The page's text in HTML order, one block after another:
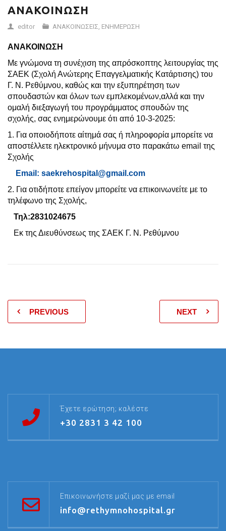
ΑΝΑΚΟΙΝΩΣΗ
editor ΑΝΑΚΟΙΝΩΣΕΙΣ, ΕΝΗΜΕΡΩΣΗ
ΑΝΑΚΟΙΝΩΣΗ
Με γνώμονα τη συνέχιση της απρόσκοπτης λειτουργίας της
ΣΑΕΚ (Σχολή Ανώτερης Επαγγελματικής Κατάρτισης) του
Γ. Ν. Ρεθύμνου, καθώς και την εξυπηρέτηση των
σπουδαστών και όλων των εμπλεκομένων,αλλά και την
ομαλή διεξαγωγή του προγράμματος σπουδών της
σχολής, σας ενημερώνουμε ότι από 10-3-2025:
1. Για οποιοδήποτε αίτημά σας ή πληροφορία μπορείτε να
αποστέλλετε ηλεκτρονικό μήνυμα στο παρακάτω email της
Σχολής
Email: saekrehospital@gmail.com
2. Για οτιδήποτε επείγον μπορείτε να επικοινωνείτε με το
τηλέφωνο της Σχολής,
Τηλ:2831024675
Εκ της Διευθύνσεως της ΣΑΕΚ Γ. Ν. Ρεθύμνου
PREVIOUS NEXT
Έχετε ερώτηση; καλέστε
+30 2831 3 42 100
Επικοινωνήστε μαζί μας με email
info@rethymnohospital.gr